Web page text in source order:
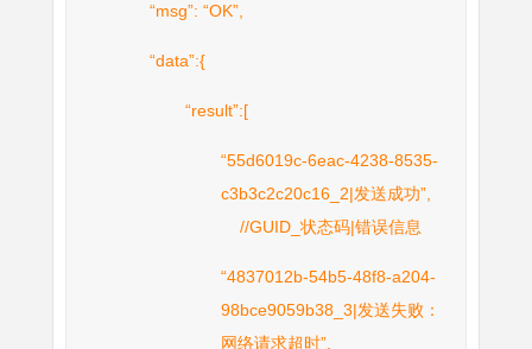
“msg”: “OK”,
“data”:{
“result”:[
“55d6019c-6eac-4238-8535-
c3b3c2c20c16_2|发送成功”,
//GUID_状态码|错误信息
“4837012b-54b5-48f8-a204-
98bce9059b38_3|发送失败：
网络请求超时”,